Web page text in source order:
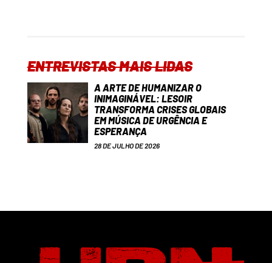
ENTREVISTAS MAIS LIDAS
A ARTE DE HUMANIZAR O
INIMAGINÁVEL: LESOIR
TRANSFORMA CRISES GLOBAIS
EM MÚSICA DE URGÊNCIA E
ESPERANÇA
28 DE JULHO DE 2026